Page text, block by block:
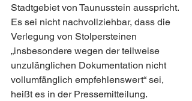
Stadtgebiet von Taunusstein ausspricht.
Es sei nicht nachvollziehbar, dass die
Verlegung von Stolpersteinen
„insbesondere wegen der teilweise
unzulänglichen Dokumentation nicht
vollumfänglich empfehlenswert“ sei,
heißt es in der Pressemitteilung.